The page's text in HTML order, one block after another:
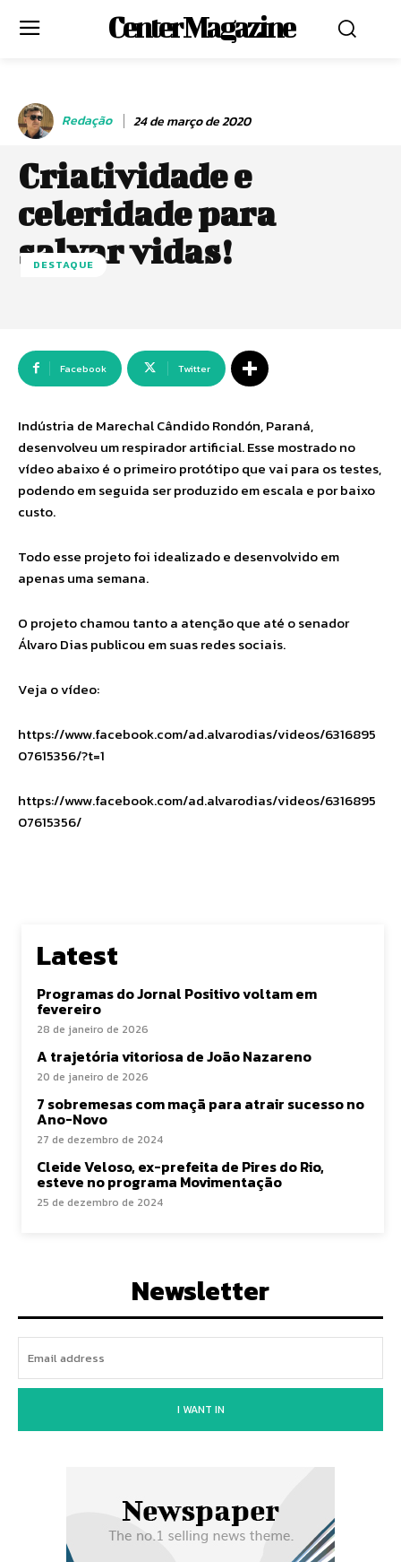
Center Magazine
Redação 24 de março de 2020
Criatividade e
celeridade para
salvar vidas!
DESTAQUE
Facebook Twitter
Indústria de Marechal Cândido Rondón, Paraná,
desenvolveu um respirador artificial. Esse mostrado no
vídeo abaixo é o primeiro protótipo que vai para os testes,
podendo em seguida ser produzido em escala e por baixo
custo.
Todo esse projeto foi idealizado e desenvolvido em
apenas uma semana.
O projeto chamou tanto a atenção que até o senador
Álvaro Dias publicou em suas redes sociais.
Veja o vídeo:
https://www.facebook.com/ad.alvarodias/videos/6316895
07615356/?t=1
https://www.facebook.com/ad.alvarodias/videos/6316895
07615356/
Latest
Programas do Jornal Positivo voltam em
fevereiro
28 de janeiro de 2026
A trajetória vitoriosa de João Nazareno
20 de janeiro de 2026
7 sobremesas com maçã para atrair sucesso no
Ano-Novo
27 de dezembro de 2024
Cleide Veloso, ex-prefeita de Pires do Rio,
esteve no programa Movimentação
25 de dezembro de 2024
Newsletter
I WANT IN